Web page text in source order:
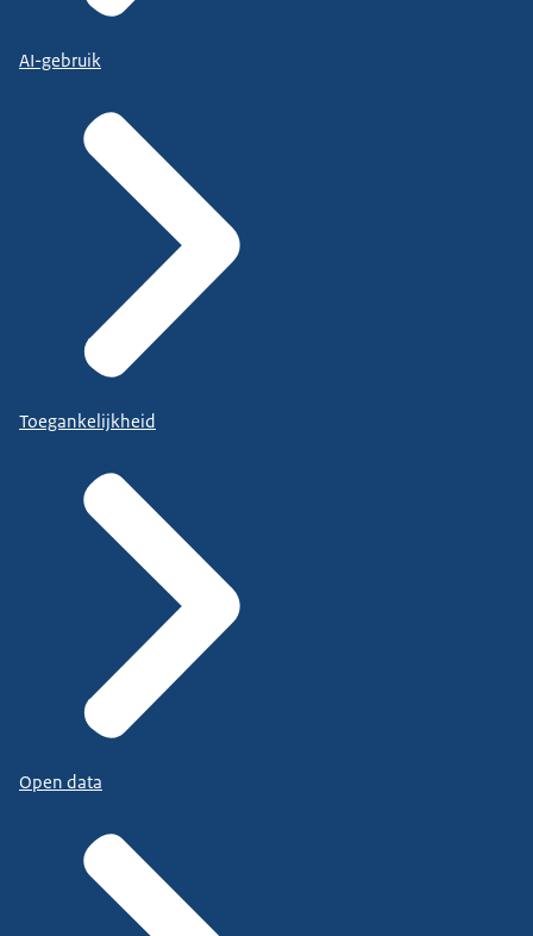
AI-gebruik
Toegankelijkheid
Open data